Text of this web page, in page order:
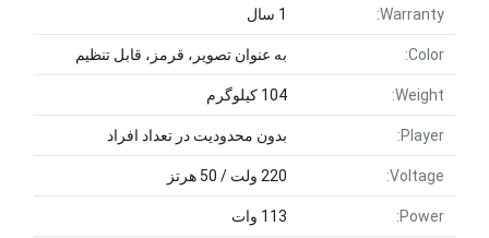
Warranty: 1 سال
Color: به عنوان تصویر، قرمز، قابل تنظیم
Weight: 104 کیلوگرم
Player: بدون محدودیت در تعداد افراد
Voltage: 220 ولت / 50 هرتز
Power: 113 وات